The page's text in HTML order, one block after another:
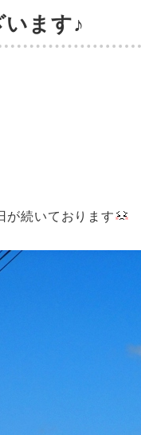
ます♪
が続いております